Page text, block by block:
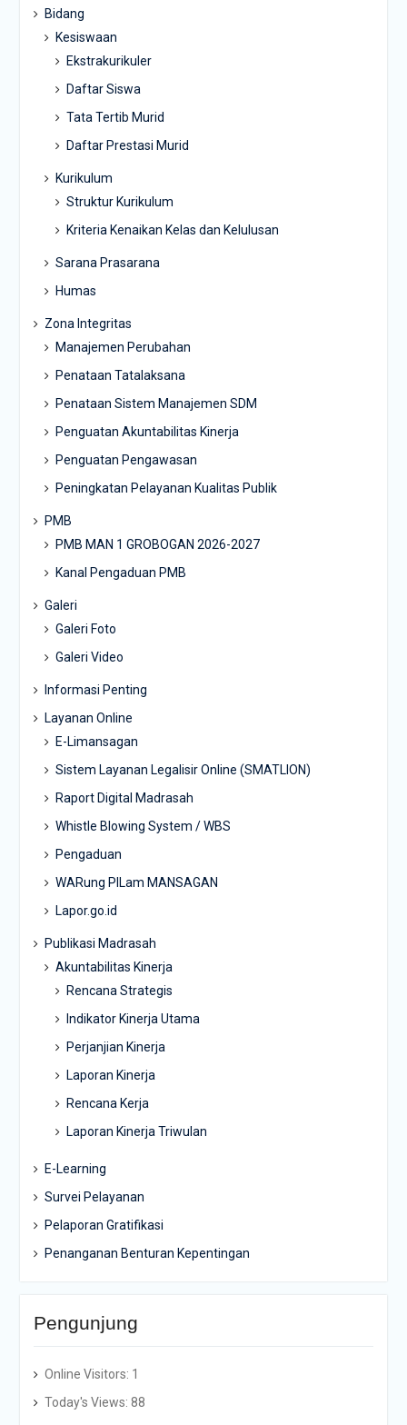
Bidang
Kesiswaan
Ekstrakurikuler
Daftar Siswa
Tata Tertib Murid
Daftar Prestasi Murid
Kurikulum
Struktur Kurikulum
Kriteria Kenaikan Kelas dan Kelulusan
Sarana Prasarana
Humas
Zona Integritas
Manajemen Perubahan
Penataan Tatalaksana
Penataan Sistem Manajemen SDM
Penguatan Akuntabilitas Kinerja
Penguatan Pengawasan
Peningkatan Pelayanan Kualitas Publik
PMB
PMB MAN 1 GROBOGAN 2026-2027
Kanal Pengaduan PMB
Galeri
Galeri Foto
Galeri Video
Informasi Penting
Layanan Online
E-Limansagan
Sistem Layanan Legalisir Online (SMATLION)
Raport Digital Madrasah
Whistle Blowing System / WBS
Pengaduan
WARung PILam MANSAGAN
Lapor.go.id
Publikasi Madrasah
Akuntabilitas Kinerja
Rencana Strategis
Indikator Kinerja Utama
Perjanjian Kinerja
Laporan Kinerja
Rencana Kerja
Laporan Kinerja Triwulan
E-Learning
Survei Pelayanan
Pelaporan Gratifikasi
Penanganan Benturan Kepentingan
Pengunjung
Online Visitors: 1
Today's Views: 88